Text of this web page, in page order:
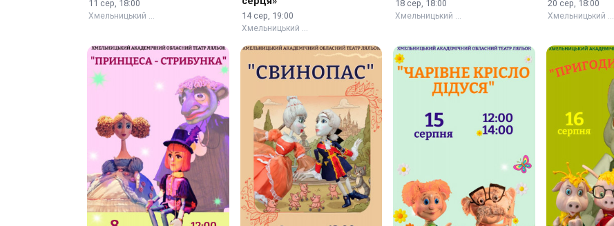
11 сер, 18:00
Хмельницький … 14 сер, 19:00
Хмельницький …
18 сер, 18:00
Хмельницький …
20 сер, 18:00
Хмельницький …